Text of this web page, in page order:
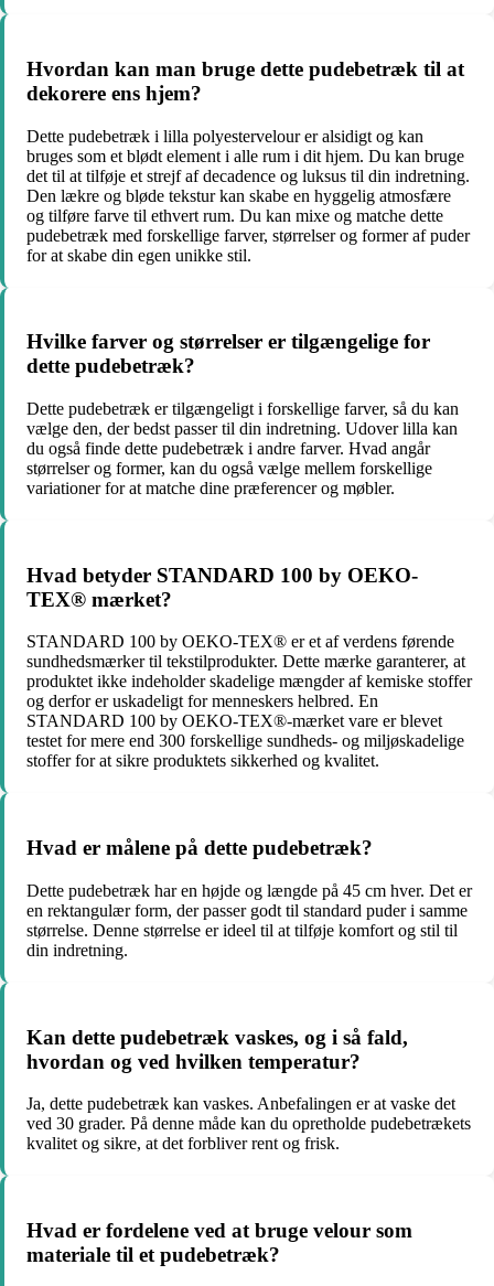
Hvordan kan man bruge dette pudebetræk til at
dekorere ens hjem?
Dette pudebetræk i lilla polyestervelour er alsidigt og kan
bruges som et blødt element i alle rum i dit hjem. Du kan bruge
det til at tilføje et strejf af decadence og luksus til din indretning.
Den lækre og bløde tekstur kan skabe en hyggelig atmosfære
og tilføre farve til ethvert rum. Du kan mixe og matche dette
pudebetræk med forskellige farver, størrelser og former af puder
for at skabe din egen unikke stil.
Hvilke farver og størrelser er tilgængelige for
dette pudebetræk?
Dette pudebetræk er tilgængeligt i forskellige farver, så du kan
vælge den, der bedst passer til din indretning. Udover lilla kan
du også finde dette pudebetræk i andre farver. Hvad angår
størrelser og former, kan du også vælge mellem forskellige
variationer for at matche dine præferencer og møbler.
Hvad betyder STANDARD 100 by OEKO-
TEX® mærket?
STANDARD 100 by OEKO-TEX® er et af verdens førende
sundhedsmærker til tekstilprodukter. Dette mærke garanterer, at
produktet ikke indeholder skadelige mængder af kemiske stoffer
og derfor er uskadeligt for menneskers helbred. En
STANDARD 100 by OEKO-TEX®-mærket vare er blevet
testet for mere end 300 forskellige sundheds- og miljøskadelige
stoffer for at sikre produktets sikkerhed og kvalitet.
Hvad er målene på dette pudebetræk?
Dette pudebetræk har en højde og længde på 45 cm hver. Det er
en rektangulær form, der passer godt til standard puder i samme
størrelse. Denne størrelse er ideel til at tilføje komfort og stil til
din indretning.
Kan dette pudebetræk vaskes, og i så fald,
hvordan og ved hvilken temperatur?
Ja, dette pudebetræk kan vaskes. Anbefalingen er at vaske det
ved 30 grader. På denne måde kan du opretholde pudebetrækets
kvalitet og sikre, at det forbliver rent og frisk.
Hvad er fordelene ved at bruge velour som
materiale til et pudebetræk?